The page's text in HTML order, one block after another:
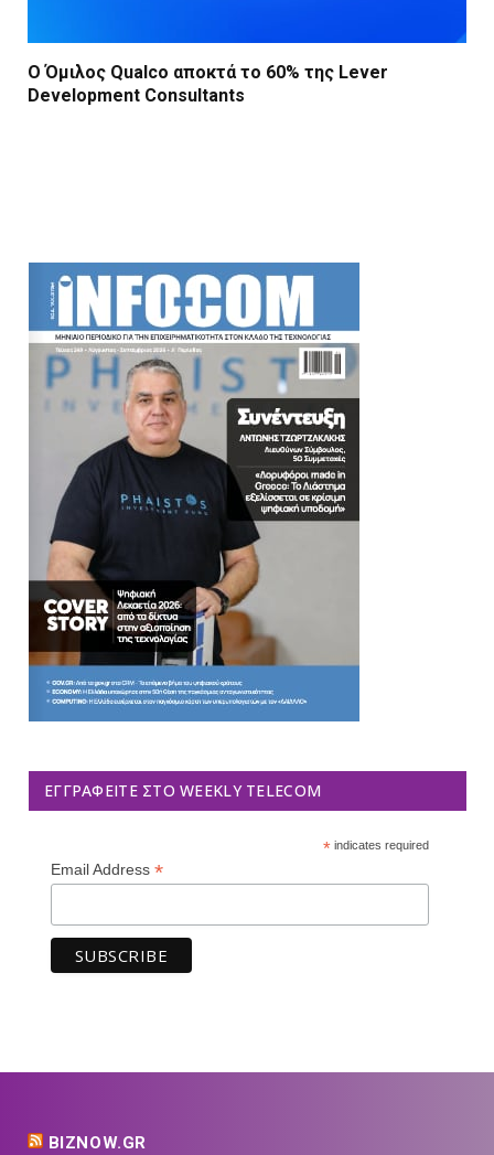
Ο Όμιλος Qualco αποκτά το 60% της Lever
Development Consultants
ΕΓΓΡΑΦΕΊΤΕ ΣΤΟ WEEKLY TELECOM
*indicates required
Email Address *
BIZNOW.GR